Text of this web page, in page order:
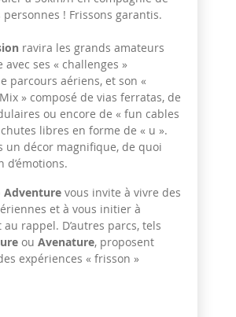
! Frissons garantis.
ravira les grands amateurs
avec ses « challenges »
parcours aériens, et son «
» composé de vias ferratas, de
ou encore de « fun cables
libres en forme de « u ».
un décor magnifique, de quoi
Adventure vous invite à vivre des
et à vous initier à
au rappel. D’autres parcs, tels
ou Avenature, proposent
expériences « frisson »